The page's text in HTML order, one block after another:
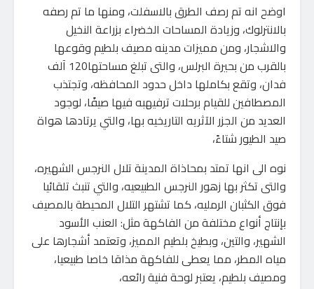
اوضح انه تم رصف الطرق بالاسفلت، ومنها ما تم رصفه
بالانترلوك، وزيادة المساحات الخضراء بزراعة النخيل
والاشجار، ومن مميزات مدينه مصيف بلطيم وقوعها
بالقرب من بحيرة البرلس، والتى تبلغ مساحتها120 آلف
فدان، وتقع بكاملها داخل حدود المحافظه، وتجتذب
المصطافين للقيام برحلات ترفيهبه فيها صيفًا، لوجود
العديد من الجزر الآثريه التاريخيه بها، والتي يرتادها هواة
صيد الطيور شتاءً،
نوه الى انها تمتد بمحاذاة المدينة تلال النرجس الشهيره،
والتى تكثر بها زهور النرجس الطبيعيه، والتي تنبث تلقائيا
فوق الكثبان الرمليه، كما تشتهر التلال المحيطة بالمصيف
بإنتاج أنواع مختلفة من الفاكهة مثل: العنب الأسود
الشهير، والتين، وبطيخ بلطيم المميز، وتعتمد أشجارها على
مياه المطر، مما يعطى للفاكهة مذاقا خاصا طبيعيا،
ومصيف بلطيم، يعتبر لوحة فنية رائعه،